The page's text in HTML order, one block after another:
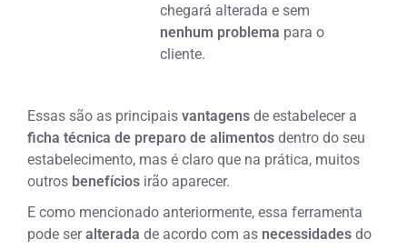
chegará alterada e sem
nenhum problema para o
cliente.
Essas são as principaisvantagens de estabelecer a
ficha técnica de preparo de alimentos dentro do seu
estabelecimento, mas é claro que na prática, muitos
outros benefícios irão aparecer.
E como mencionado anteriormente, essa ferramenta
pode seralterada de acordo com as necessidades do